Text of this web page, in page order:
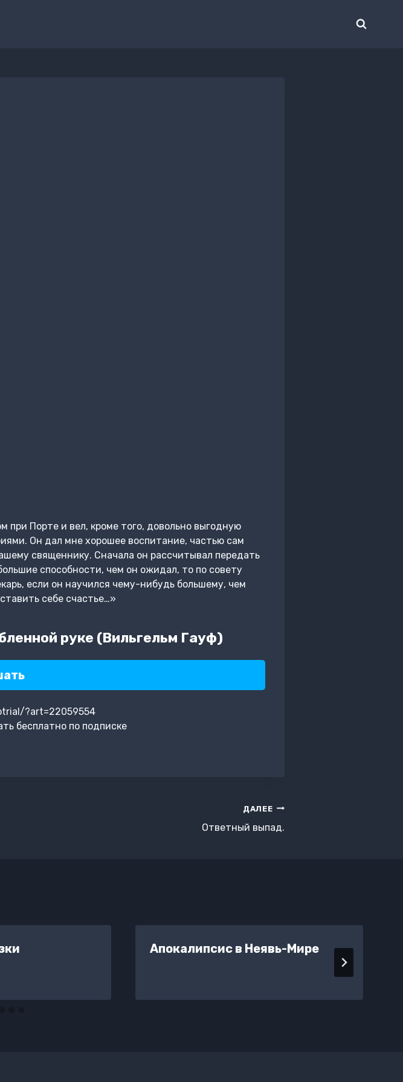
при Порте и вел, кроме того, довольно выгодную
Он дал мне хорошее воспитание, частью сам
священнику. Сначала он рассчитывал передать
способности, чем он ожидал, то по совету
если он научился чему-нибудь большему, чем
себе счастье…»
руке (Вильгельм Гауф)
?art=22059554
бесплатно по подписке
ДАЛЕЕ
Ответный выпад.
Апокалипсис в Неявь-Мире